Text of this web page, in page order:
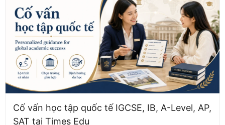
Cố vấn học tập quốc tế IGCSE, IB, A-Level, AP,
SAT tại Times Edu